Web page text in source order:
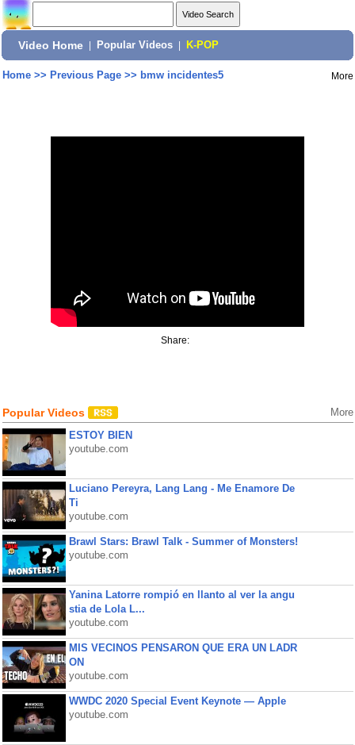
Video Home Popular Videos K-POP
Home>> Previous Page>> bmw incidentes5 More
Share:
Popular Videos More
ESTOY BIEN
youtube.com
Luciano Pereyra, Lang Lang - Me Enamore De
Ti
youtube.com
Brawl Stars: Brawl Talk - Summer of Monsters!
youtube.com
Yanina Latorre rompió en llanto al ver la angu
stia de Lola L...
youtube.com
MIS VECINOS PENSARON QUE ERA UN LADR
ON
youtube.com
WWDC 2020 Special Event Keynote — Apple
youtube.com